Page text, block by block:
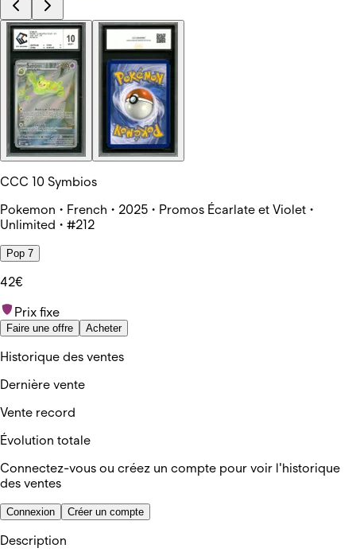
CCC 10 Symbios
Pokemon • French • 2025 • Promos Écarlate et Violet •
Unlimited • #212
Pop 7
42€
Prix fixe
Faire une offre Acheter
Historique des ventes
Dernière vente
Vente record
Évolution totale
Connectez-vous ou créez un compte pour voir l'historique
des ventes
Connexion Créer un compte
Description